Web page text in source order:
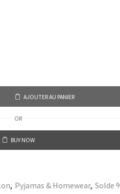
AJOUTER AU PANIER
OR
BUY NOW
, Pyjamas & Homewear, Solde